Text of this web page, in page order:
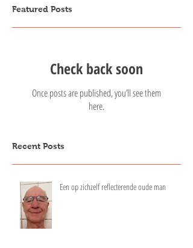
Featured Posts
Check back soon
Once posts are published, you’ll see them
here.
Recent Posts
Een op zichzelf reflecterende oude man